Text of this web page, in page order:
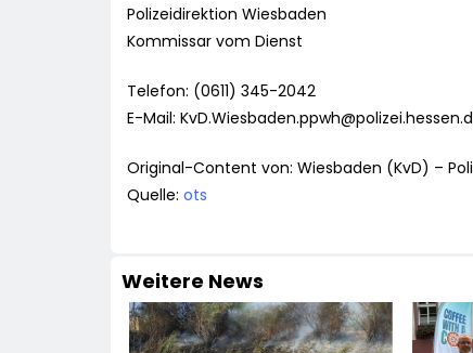
Polizeidirektion Wiesbaden
Kommissar vom Dienst
Telefon: (0611) 345-2042
E-Mail:
Original-Content von: Wiesbaden (KvD) –
Quelle: ots
Weitere News